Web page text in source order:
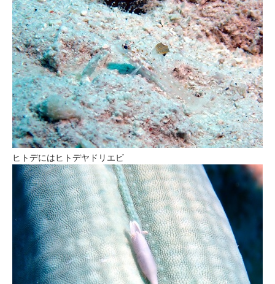
ヒトデにはヒトデヤドリエビ